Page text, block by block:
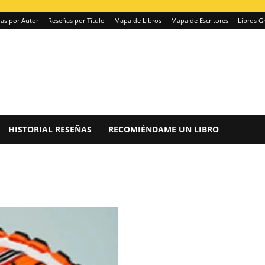
por Autor Reseñas por Título Mapa de Libros Mapa de Escritores Libros
HISTORIAL RESEÑAS RECOMIÉNDAME UN LIBRO